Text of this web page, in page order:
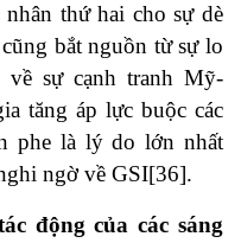
thứ hai cho sự dè
bắt nguồn từ sự lo
về sự cạnh tranh Mỹ-
tăng áp lực buộc các
phe là lý do lớn nhất
ngờ về GSI[36].
động của các sáng